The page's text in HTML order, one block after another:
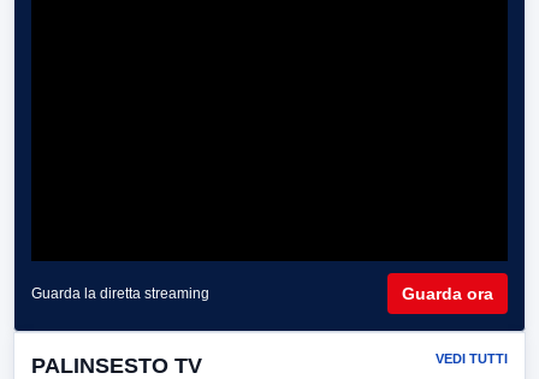
Guarda la diretta streaming Guarda ora
PALINSESTO TV VEDI TUTTI